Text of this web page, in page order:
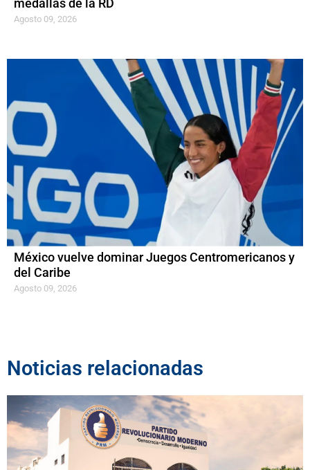
medallas de la RD
Agosto 09, 2026
México vuelve dominar Juegos Centromericanos y
del Caribe
Agosto 09, 2026
Noticias relacionadas